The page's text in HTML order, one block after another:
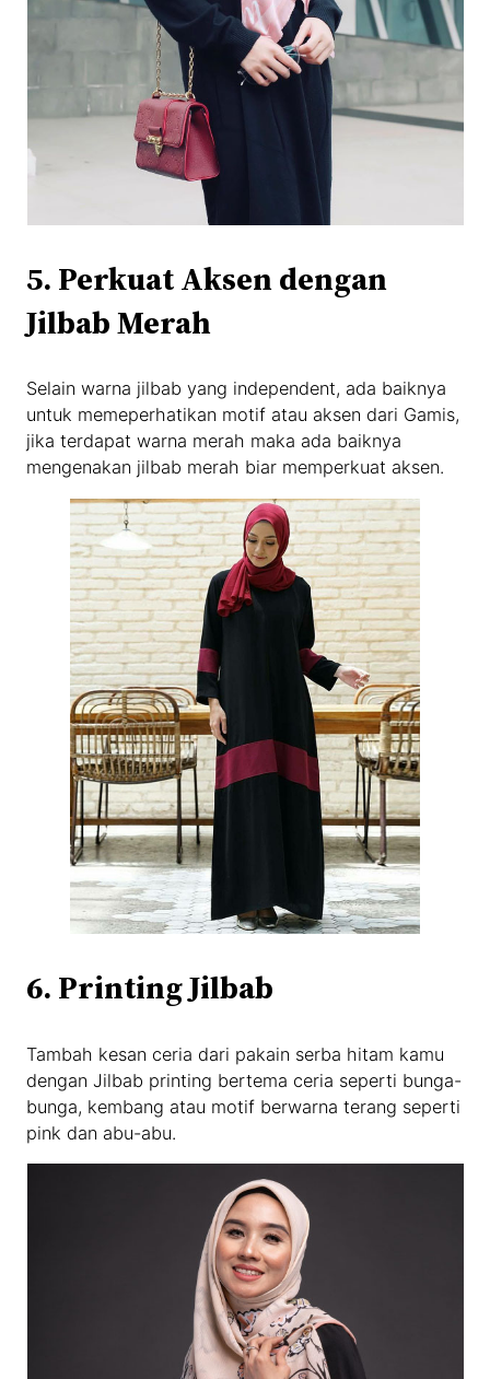
5. Perkuat Aksendengan
Jilbab Merah
Selain warna jilbab yang independent, ada baiknya
untuk memeperhatikan motif atau aksen dari Gamis,
jika terdapat warna merah maka ada baiknya
mengenakan jilbab merah biar memperkuat aksen.
6. Printing Jilbab
Tambah kesan ceria dari pakain serba hitam kamu
dengan Jilbab printing bertema ceria seperti bunga-
bunga, kembang atau motif berwarna terang seperti
pink dan abu-abu.